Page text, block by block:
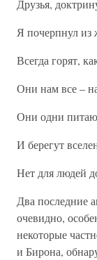
Друзья,
Я почерпнул из
Всегда горят,
Они нам все –
Они одни
И берегут
Нет для людей
Два последние
очевидно,
некоторые
и Бирона,